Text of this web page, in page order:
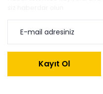
Kayıt Ol